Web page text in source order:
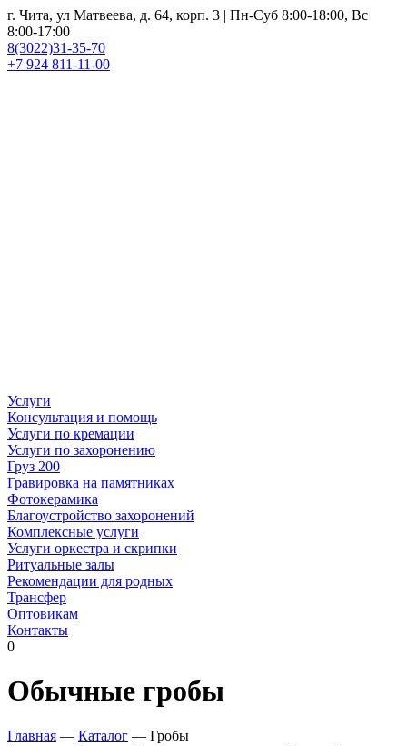
г. Чита, ул Матвеева, д. 64, корп. 3 | Пн-Суб 8:00-18:00, Вс
8:00-17:00
8(3022)31-35-70
+7 924 811-11-00
Услуги
Консультация и помощь
Услуги по кремации
Услуги по захоронению
Груз 200
Гравировка на памятниках
Фотокерамика
Благоустройство захоронений
Комплексные услуги
Услуги оркестра и скрипки
Ритуальные залы
Рекомендации для родных
Трансфер
Оптовикам
Контакты
0
Обычные гробы
Главная — Каталог — Гробы